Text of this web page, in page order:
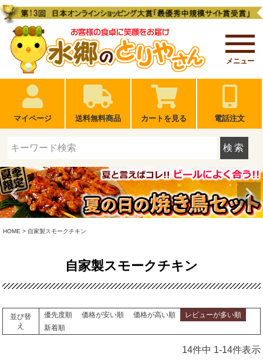
メニュー
マイページ 送料無料商品 カートを見る 電話注文
検索
HOME 自家製スモークチキン
自家製スモークチキン
並び替
え
優先度順 価格が安い順 価格が高い順
レビューが多い順
新着順
14件中 1-14件表示